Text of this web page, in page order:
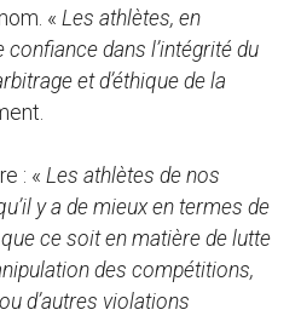
« Les athlètes, en
confiance dans l’intégrité du
et d’éthique de la
: « Les athlètes de nos
y a de mieux en termes de
ce soit en matière de lutte
des compétitions,
d’autres violations